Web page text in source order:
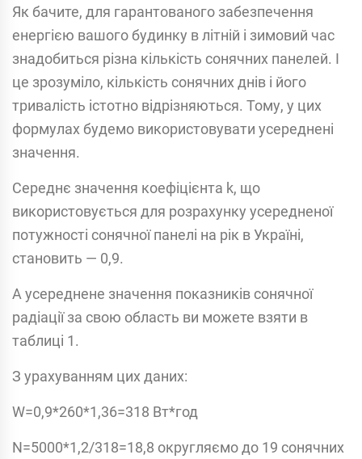
Як бачите, для гарантованого забезпечення
енергією вашого будинку в літній і зимовий час
знадобиться різна кількість сонячних панелей. І
це зрозуміло, кількість сонячних днів і його
тривалість істотно відрізняються. Тому, у цих
формулах будемо використовувати усереднені
значення.
Середнє значення коефіцієнта k, що
використовується для розрахунку усередненої
потужності сонячної панелі на рік в Україні,
становить — 0,9.
А усереднене значення показників сонячної
радіації за свою область ви можете взяти в
таблиці 1.
З урахуванням цих даних:
W=0,9*260*1,36=318 Вт*год
N=5000*1,2/318=18,8 округляємо до 19 сонячних